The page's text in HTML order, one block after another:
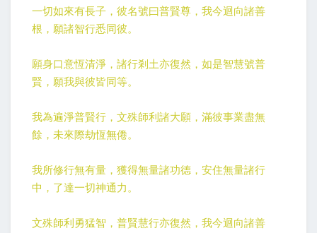
一切如來有長子，彼名號曰普賢尊，我今迴向諸善
根，願諸智行悉同彼。
願身口意恆清淨，諸行剎土亦復然，如是智慧號普
賢，願我與彼皆同等。
我為遍淨普賢行，文殊師利諸大願，滿彼事業盡無
餘，未來際劫恆無倦。
我所修行無有量，獲得無量諸功德，安住無量諸行
中，了達一切神通力。
文殊師利勇猛智，普賢慧行亦復然，我今迴向諸善